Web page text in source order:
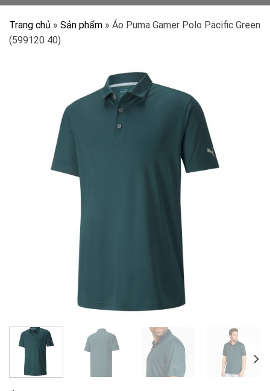
Trang chủ » Sản phẩm » Áo Puma Gamer Polo Pacific Green
(599120 40)